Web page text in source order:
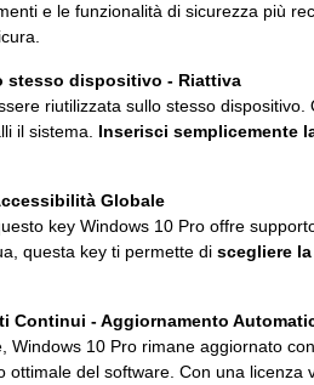
e le funzionalità di sicurezza più
stesso dispositivo - Riattiva
riutilizzata sullo stesso
il sistema. Inserisci semplicemente
Globale
key Windows 10 Pro offre
questa key ti permette di scegliere
Continui - Aggiornamento
Windows 10 Pro rimane aggiornato
ottimale del software. Con una licenza